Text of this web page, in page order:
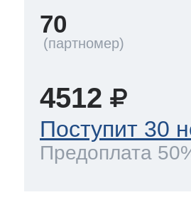
70
4512
Поступит 30
Предоплата